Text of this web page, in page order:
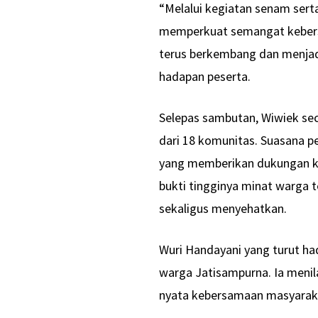
“Melalui kegiatan senam
memperkuat semangat
terus berkembang dan
hadapan peserta.
Selepas sambutan, Wiwiek
dari 18 komunitas. Suasana
yang memberikan dukungan
bukti tingginya minat warga
sekaligus menyehatkan.
Wuri Handayani yang turut
warga Jatisampurna. Ia
nyata kebersamaan